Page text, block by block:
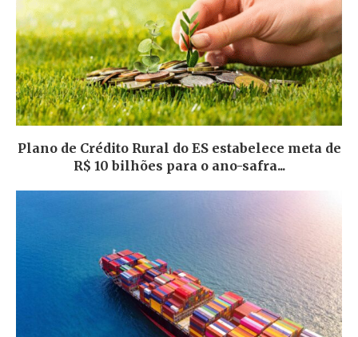
Plano de Crédito Rural do ES estabelece meta de
R$ 10 bilhões para o ano-safra...